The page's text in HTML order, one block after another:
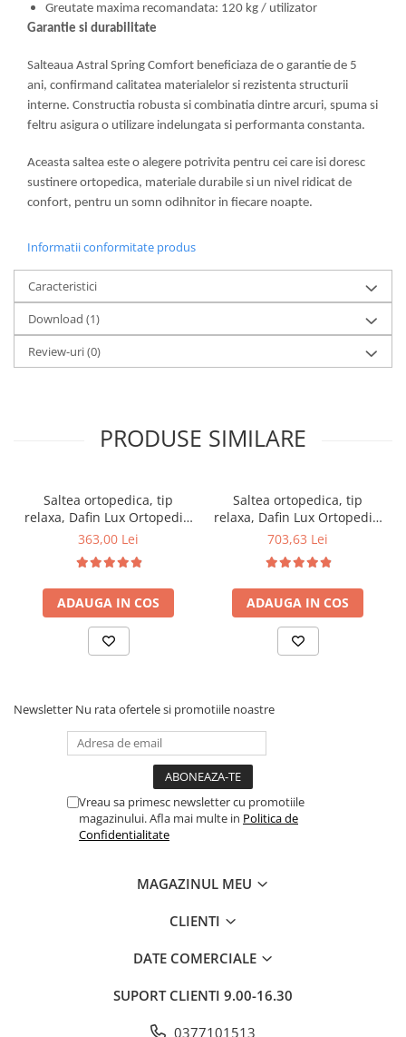
Greutate maxima recomandata: 120 kg / utilizator
Garantie si durabilitate
Salteaua Astral Spring Comfort beneficiaza de o garantie de 5
ani, confirmand calitatea materialelor si rezistenta structurii
interne. Constructia robusta si combinatia dintre arcuri, spuma si
feltru asigura o utilizare indelungata si performanta constanta.
Aceasta saltea este o alegere potrivita pentru cei care isi doresc
sustinere ortopedica, materiale durabile si un nivel ridicat de
confort, pentru un somn odihnitor in fiecare noapte.
Informatii conformitate produs
Caracteristici
Download (1)
Review-uri(0)
PRODUSE SIMILARE
Saltea ortopedica, tip
relaxa, Dafin Lux Ortopedic,
90x200x21cm, fermitate
tip Bonell, fata vara-iarna,
sistem de aerisire cu
butoni, Salt Confort
363,00 Lei
ADAUGA IN COS
Saltea ortopedica, tip
relaxa, Dafin Lux Ortopedic,
160x200x21cm, fermitate
tip Bonell, fata vara-iarna,
sistem de aerisire cu
butoni, Salt Confort
703,63 Lei
ADAUGA IN COS
Newsletter Nu rata ofertele si promotiile noastre
Vreau sa primesc newsletter cu promotiile
magazinului. Afla mai multe in Politica de
Confidentialitate
MAGAZINUL MEU
CLIENTI
DATE COMERCIALE
SUPORT CLIENTI 9.00-16.30
0377101513